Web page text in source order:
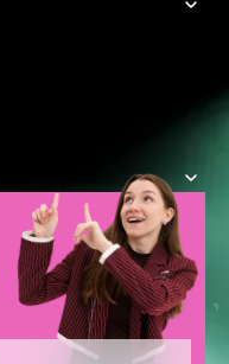
данных
1277314